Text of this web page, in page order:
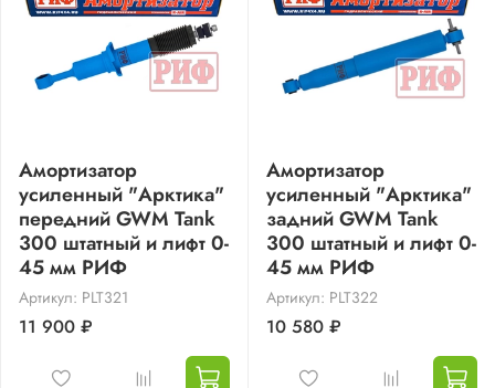
Амортизатор
усиленный "Арктика"
передний GWM Tank
300 штатный и лифт 0-
45 мм РИФ
Артикул: PLT321
11 900 ₽
Амортизатор
усиленный "Арктика"
задний GWM Tank
300 штатный и лифт 0-
45 мм РИФ
Артикул: PLT322
10 580 ₽